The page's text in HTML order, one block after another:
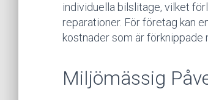
individuella bilslitage, vilket
reparationer. För företag kan
kostnader som är förknippade
Miljömässig